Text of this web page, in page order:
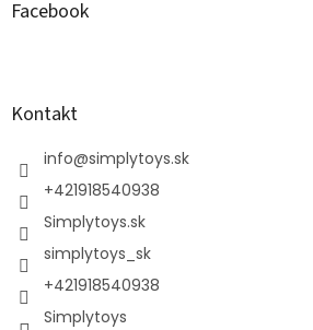
Facebook
Kontakt
info@simplytoys.sk
+421918540938
Simplytoys.sk
simplytoys_sk
+421918540938
Simplytoys